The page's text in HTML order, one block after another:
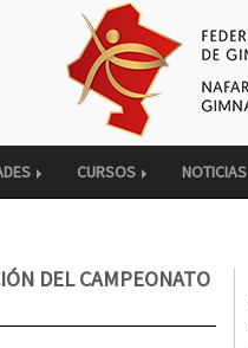
CURSOS NOTICIAS
DEL CAMPEONATO